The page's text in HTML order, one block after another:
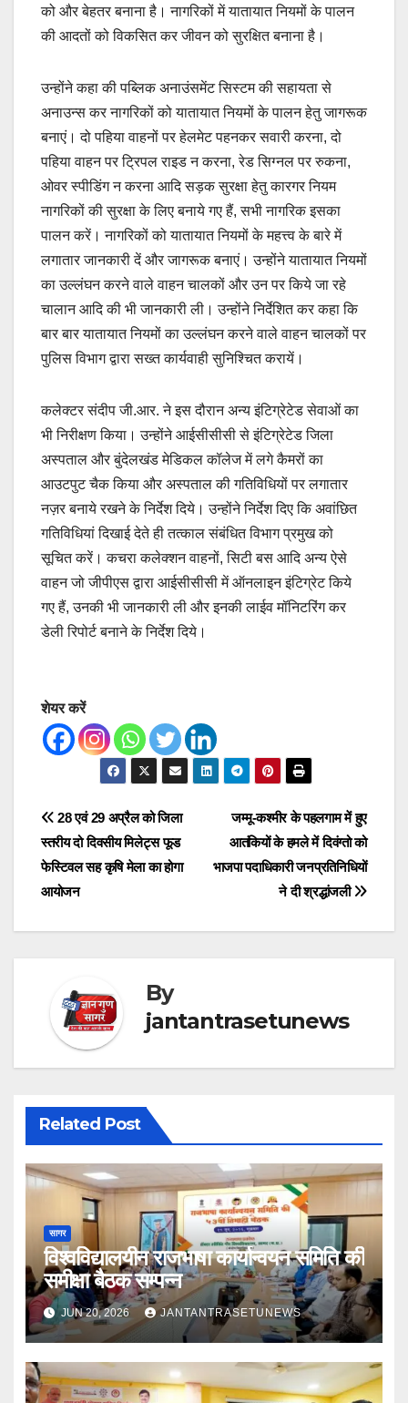
को और बेहतर बनाना है। नागरिकों में यातायात नियमों के पालन
की आदतों को विकसित कर जीवन को सुरक्षित बनाना है।
उन्होंने कहा की पब्लिक अनाउंसमेंट सिस्टम की सहायता से
अनाउन्स कर नागरिकों को यातायात नियमों के पालन हेतु जागरूक
बनाएं। दो पहिया वाहनों पर हेलमेट पहनकर सवारी करना, दो
पहिया वाहन पर ट्रिपल राइड न करना, रेड सिग्नल पर रुकना,
ओवर स्पीडिंग न करना आदि सड़क सुरक्षा हेतु कारगर नियम
नागरिकों की सुरक्षा के लिए बनाये गए हैं, सभी नागरिक इसका
पालन करें। नागरिकों को यातायात नियमों के महत्त्व के बारे में
लगातार जानकारी दें और जागरूक बनाएं। उन्होंने यातायात नियमों
का उल्लंघन करने वाले वाहन चालकों और उन पर किये जा रहे
चालान आदि की भी जानकारी ली। उन्होंने निर्देशित कर कहा कि
बार बार यातायात नियमों का उल्लंघन करने वाले वाहन चालकों पर
पुलिस विभाग द्वारा सख्त कार्यवाही सुनिश्चित करायें।
कलेक्टर संदीप जी.आर. ने इस दौरान अन्य इंटिग्रेटेड सेवाओं का
भी निरीक्षण किया। उन्होंने आईसीसीसी से इंटिग्रेटेड जिला
अस्पताल और बुंदेलखंड मेडिकल कॉलेज में लगे कैमरों का
आउटपुट चैक किया और अस्पताल की गतिविधियों पर लगातार
नज़र बनाये रखने के निर्देश दिये। उन्होंने निर्देश दिए कि अवांछित
गतिविधियां दिखाई देते ही तत्काल संबंधित विभाग प्रमुख को
सूचित करें। कचरा कलेक्शन वाहनों, सिटी बस आदि अन्य ऐसे
वाहन जो जीपीएस द्वारा आईसीसीसी में ऑनलाइन इंटिग्रेट किये
गए हैं, उनकी भी जानकारी ली और इनकी लाईव मॉनिटरिंग कर
डेली रिपोर्ट बनाने के निर्देश दिये।
शेयर करें
Post
navigation
जम्मू-कश्मीर के पहलगाम में हुए
आतंकियों के हमले में दिवंग्तो को
भाजपा पदाधिकारी जनप्रतिनिधियों
ने दी श्रद्धांजली
28 एवं 29 अप्रैल को जिला
स्तरीय दो दिवसीय मिलेट्स फूड
फेस्टिवल सह कृषि मेला का होगा
आयोजन
By
jantantrasetunews
Related Post
सागर
विश्वविद्यालयीन राजभाषा कार्यान्वयन समिति की
समीक्षा बैठक सम्पन्न
JUN 20, 2026 JANTANTRASETUNEWS